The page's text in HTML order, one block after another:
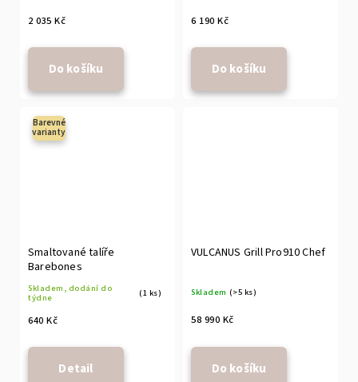
2 035 Kč
Do košíku
6 190 Kč
Do košíku
Barevné
varianty
Smaltované talíře
Barebones
Skladem, dodání do
týdne
(1 ks)
640 Kč
Detail
VULCANUS Grill Pro910 Chef
Skladem (>5 ks)
58 990 Kč
Do košíku